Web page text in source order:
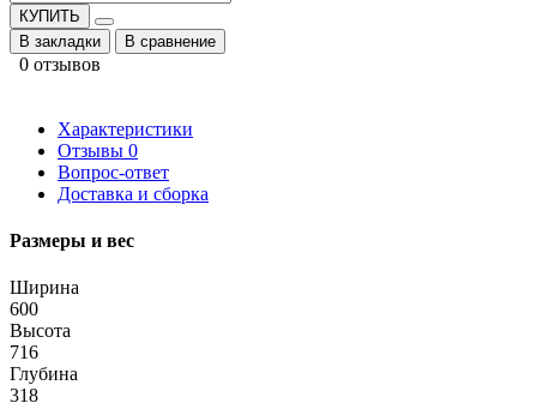
КУПИТЬ
В закладки
В сравнение
0 отзывов
Характеристики
Отзывы 0
Вопрос-ответ
Доставка и сборка
Размеры и вес
Ширина
600
Высота
716
Глубина
318